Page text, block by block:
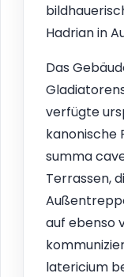
Hadrian in
Das
verfügte
kanonische
summa
Terrassen,
auf ebenso
latericium